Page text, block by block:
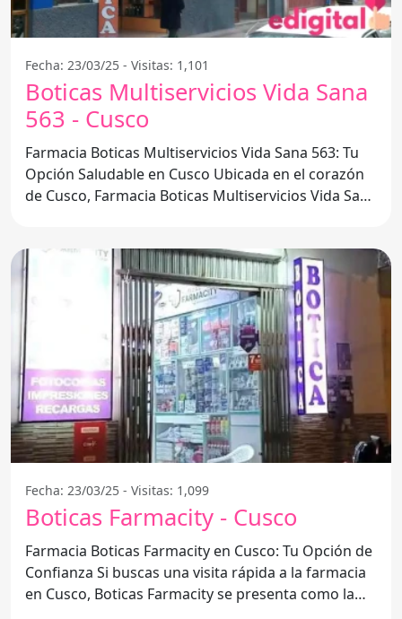
Fecha: 23/03/25 - Visitas: 1,101
Boticas Multiservicios Vida Sana
563 - Cusco
Farmacia Boticas Multiservicios Vida Sana 563: Tu
Opción Saludable en Cusco Ubicada en el corazón
de Cusco, Farmacia Boticas Multiservicios Vida Sana
Fecha: 23/03/25 - Visitas: 1,099
Boticas Farmacity - Cusco
Farmacia Boticas Farmacity en Cusco: Tu Opción de
Confianza Si buscas una visita rápida a la farmacia
en Cusco, Boticas Farmacity se presenta como la